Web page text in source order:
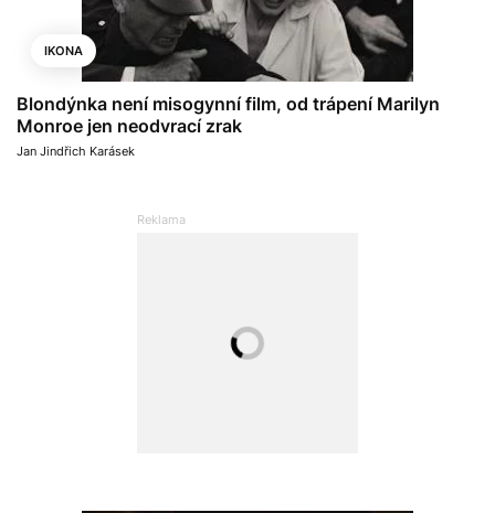
IKONA
Blondýnka není misogynní film, od trápení Marilyn
Monroe jen neodvrací zrak
Jan Jindřich Karásek